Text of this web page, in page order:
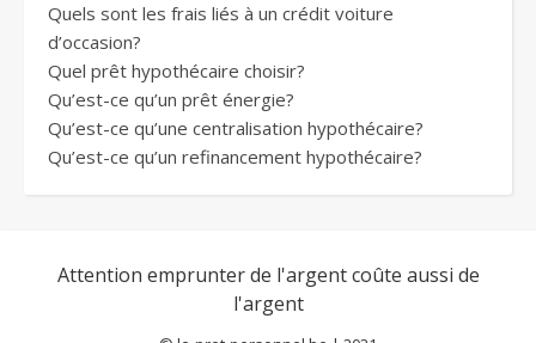
Quels sont les frais liés à un crédit voiture
d’occasion?
Quel prêt hypothécaire choisir?
Qu’est-ce qu’un prêt énergie?
Qu’est-ce qu’une centralisation hypothécaire?
Qu’est-ce qu’un refinancement hypothécaire?